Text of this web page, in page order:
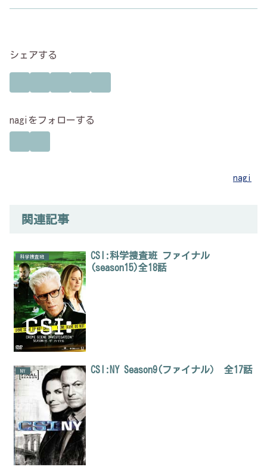
シェアする
nagiをフォローする
nagi
関連記事
科学捜査班
CSI:科学捜査班 ファイナル
(season15)全18話
NY CSI:NY Season9(ファイナル） 全17話